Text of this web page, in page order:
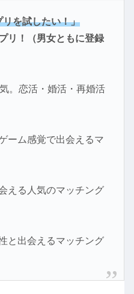
を試したい！」
リ！（男女ともに登録
。恋活・婚活・再婚活
ーム感覚で出会えるマ
える人気のマッチング
と出会えるマッチング